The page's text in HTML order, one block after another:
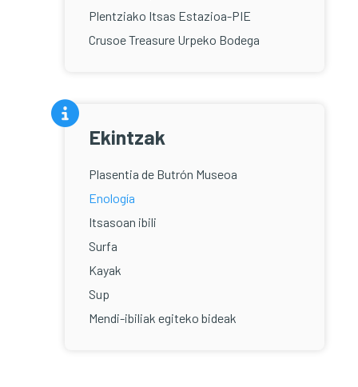
Plentziako Itsas Estazioa-PIE
Crusoe Treasure Urpeko Bodega
Ekintzak
Plasentia de Butrón Museoa
Enología
Itsasoan ibili
Surfa
Kayak
Sup
Mendi-ibiliak egiteko bideak